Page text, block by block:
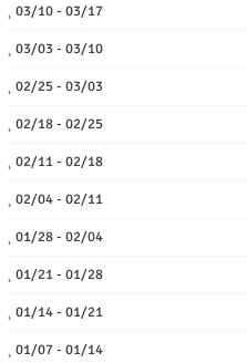
03/10 - 03/17
03/03 - 03/10
02/25 - 03/03
02/18 - 02/25
02/11 - 02/18
02/04 - 02/11
01/28 - 02/04
01/21 - 01/28
01/14 - 01/21
01/07 - 01/14